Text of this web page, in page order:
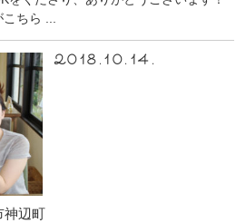
こちら ...
2018.10.14.
神辺町